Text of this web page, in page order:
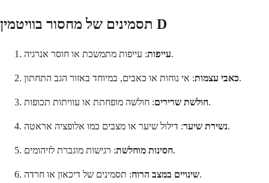
תסמינים של מחסור בוויטמין D
עייפות: עייפות מתמשכת או חוסר אנרגיה.
כאבי עצמות: אי נוחות או כאבים, במיוחד באזור הגב התחתון.
חולשת שרירים: חולשה מופחתת או עוויתות תכופות.
נשירת שיער: דילול שיער או מצבים כמו אלופציה אראטה.
חסינות מוחלשת: רגישות מוגברת לזיהומים.
שינויים במצב הרוח: תסמינים של דיכאון או חרדה.